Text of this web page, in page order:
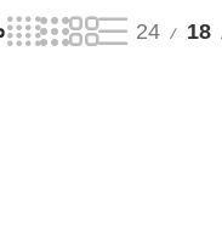
18
24